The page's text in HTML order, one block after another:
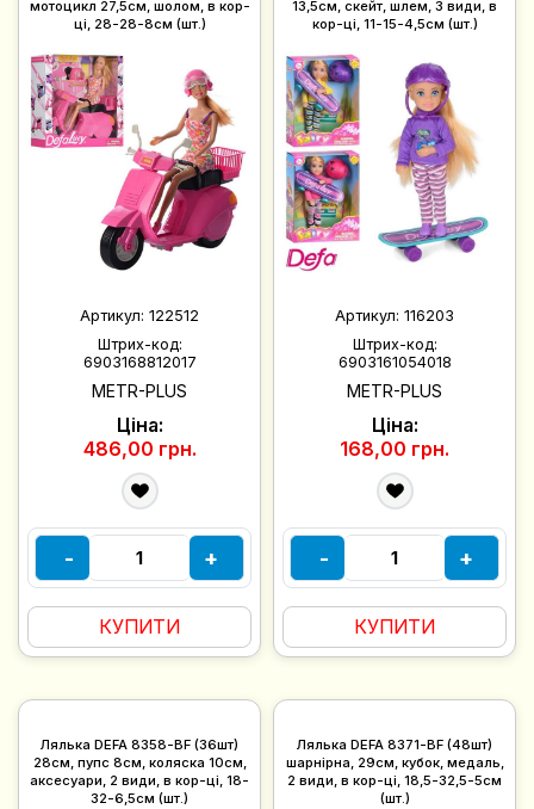
мотоцикл 27,5см, шолом, в кор-
ці, 28-28-8см (шт.)
Артикул: 122512
Штрих-код:
6903168812017
METR-PLUS
Ціна:
486,00 грн.
- +
КУПИТИ
13,5см, скейт, шлем, 3 види, в
кор-ці, 11-15-4,5см (шт.)
Артикул: 116203
Штрих-код:
6903161054018
METR-PLUS
Ціна:
168,00 грн.
- +
КУПИТИ
Лялька DEFA 8358-BF (36шт)
28см, пупс 8см, коляска 10см,
аксесуари, 2 види, в кор-ці, 18-
32-6,5см (шт.)
Лялька DEFA 8371-BF (48шт)
шарнірна, 29см, кубок, медаль,
2 види, в кор-ці, 18,5-32,5-5см
(шт.)